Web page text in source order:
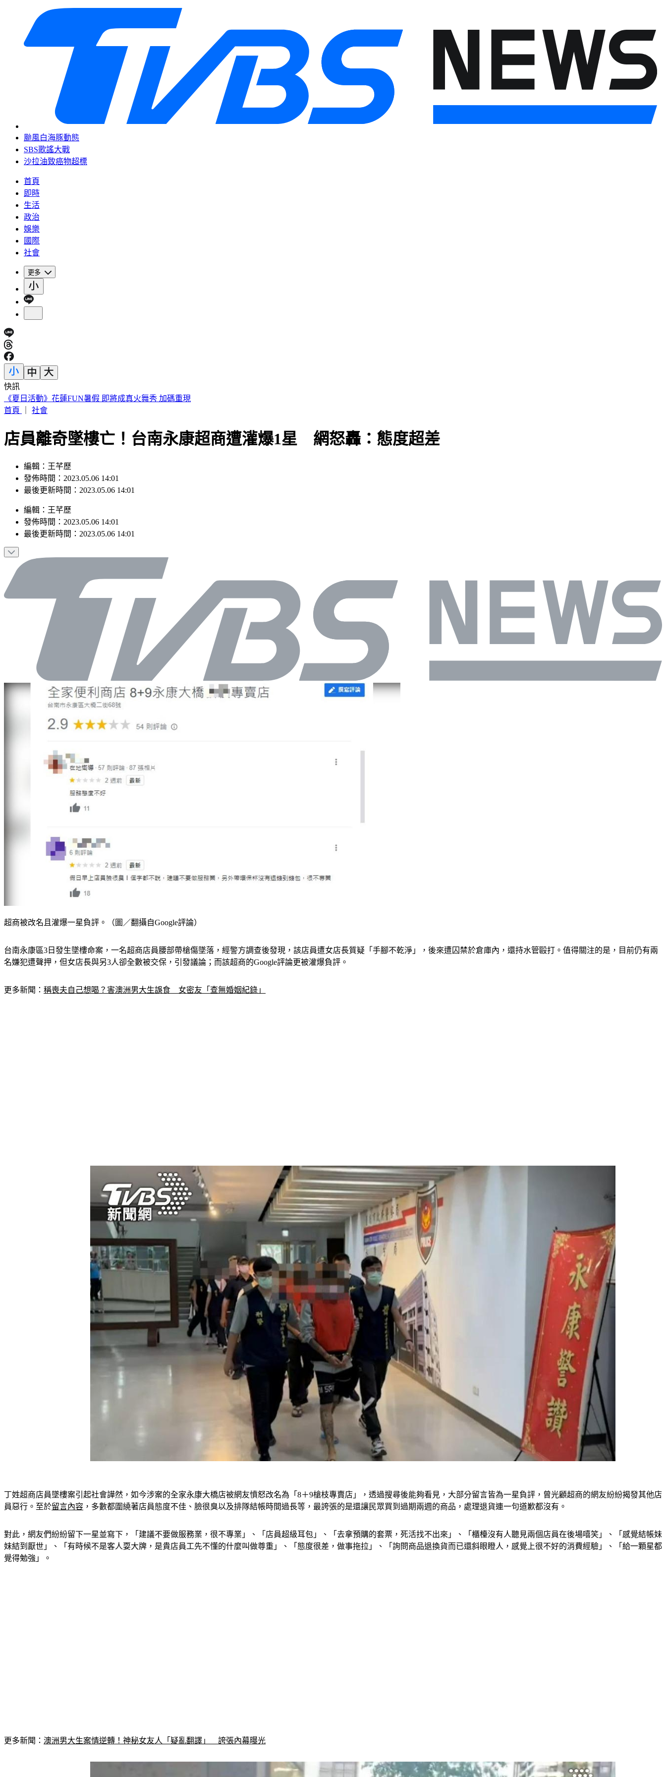
颱風白海豚動態
SBS歌謠大戰
沙拉油致癌物超標
首頁
即時
生活
政治
娛樂
國際
社會
更多
快訊
《夏日活動》花蓮FUN暑假 即將成真火舞秀 加碼重現
首頁
社會
店員離奇墜樓亡！台南永康超商遭灌爆1星 網怒轟：態度超差
編輯：王芊歷
發佈時間：2023.05.06 14:01
最後更新時間：2023.05.06 14:01
編輯 ： 王芊歷
發佈時間： 2023.05.06 14:01
最後更新時間： 2023.05.06 14:01
超商被改名且灌爆一星負評。（圖／翻攝自Google評論）
台南永康區3日發生墜樓命案，一名超商店員腰部帶槍傷墜落，經警方調查後發現，該店員遭女店長質疑「手腳不乾淨」，後來遭囚禁於倉庫內，還持水管毆打。值得關注的是，目前仍有兩
名嫌犯遭聲押，但女店長與另3人卻全數被交保，引發議論；而該超商的Google評論更被灌爆負評。
更多新聞： 稱喪夫自己想喝？害澳洲男大生誤食　女密友「查無婚姻紀錄」
丁姓超商店員墜樓案引起社會譁然，如今涉案的全家永康大橋店被網友憤怒改名為「8＋9槍枝專賣店」，透過搜尋後能夠看見，大部分留言皆為一星負評，曾光顧超商的網友紛紛揭發其他店
員惡行。至於留言內容 ，多數都圍繞著店員態度不佳、臉很臭以及排隊結帳時間過長等，最誇張的是還讓民眾買到過期兩週的商品，處理退貨連一句道歉都沒有。
對此，網友們紛紛留下一星並寫下，「建議不要做服務業，很不專業」、「店員超級耳包」、「去拿預購的套票，死活找不出來」、「櫃檯沒有人聽見兩個店員在後場嘻笑」、「感覺結帳妹
妹結到厭世」、「有時候不是客人耍大牌，是貴店員工先不懂的什麼叫做尊重」、「態度很差，做事拖拉」、「詢問商品退換貨而已還斜眼瞪人，感覺上很不好的消費經驗」、「給一顆星都
覺得勉強」。
更多新聞： 澳洲男大生案情逆轉！神秘女友人「疑亂翻譯」　誇張內幕曝光